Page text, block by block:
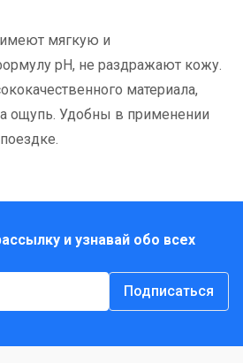
имеют мягкую и
рН, не раздражают кожу.
материала,
ощупь. Удобны в применении
и узнавай обо всех
Подписаться